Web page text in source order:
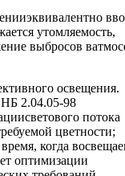
утомляемость,
выбросов
освещения.
2.04.05-98
потока
цветности;
когда
оптимизации